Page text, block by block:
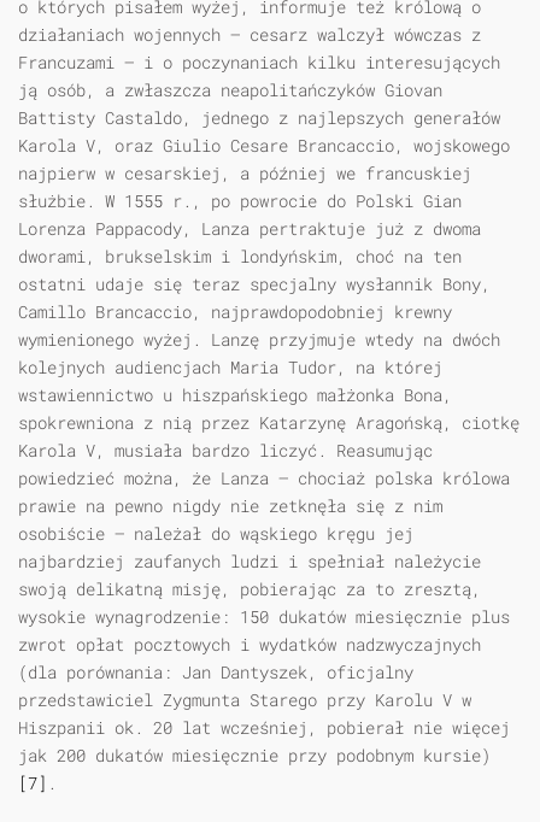
o których pisałem wyżej, informuje też królową o
działaniach wojennych — cesarz walczył wówczas z
Francuzami — i o poczynaniach kilku interesujących
ją osób, a zwłaszcza neapolitańczyków Giovan
Battisty Castaldo, jednego z najlepszych generałów
Karola V, oraz Giulio Cesare Brancaccio, wojskowego
najpierw w cesarskiej, a później we francuskiej
służbie. W 1555 r., po powrocie do Polski Gian
Lorenza Pappacody, Lanza pertraktuje już z dwoma
dworami, brukselskim i londyńskim, choć na ten
ostatni udaje się teraz specjalny wysłannik Bony,
Camillo Brancaccio, najprawdopodobniej krewny
wymienionego wyżej. Lanzę przyjmuje wtedy na dwóch
kolejnych audiencjach Maria Tudor, na której
wstawiennictwo u hiszpańskiego małżonka Bona,
spokrewniona z nią przez Katarzynę Aragońską, ciotkę
Karola V, musiała bardzo liczyć. Reasumując
powiedzieć można, że Lanza — chociaż polska królowa
prawie na pewno nigdy nie zetknęła się z nim
osobiście — należał do wąskiego kręgu jej
najbardziej zaufanych ludzi i spełniał należycie
swoją delikatną misję, pobierając za to zresztą,
wysokie wynagrodzenie: 150 dukatów miesięcznie plus
zwrot opłat pocztowych i wydatków nadzwyczajnych
(dla porównania: Jan Dantyszek, oficjalny
przedstawiciel Zygmunta Starego przy Karolu V w
Hiszpanii ok. 20 lat wcześniej, pobierał nie więcej
jak 200 dukatów miesięcznie przy podobnym kursie)
[7] .